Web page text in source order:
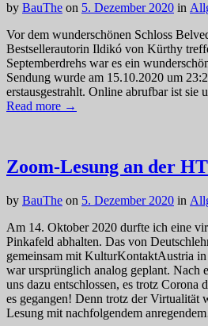
by BauThe on 5. Dezember 2020 in
Vor dem wunderschönen Schloss
Bestsellerautorin Ildikó von Kürthy
Septemberdrehs war es ein
Sendung wurde am 15.10.2020 um
erstausgestrahlt. Online abrufbar ist
Read more →
Zoom-Lesung an der
by BauThe on 5. Dezember 2020 in
Am 14. Oktober 2020 durfte ich eine
Pinkafeld abhalten. Das von
gemeinsam mit KulturKontaktAustria
war ursprünglich analog geplant. Nach
uns dazu entschlossen, es trotz Corona
es gegangen! Denn trotz der Virtualität
Lesung mit nachfolgendem